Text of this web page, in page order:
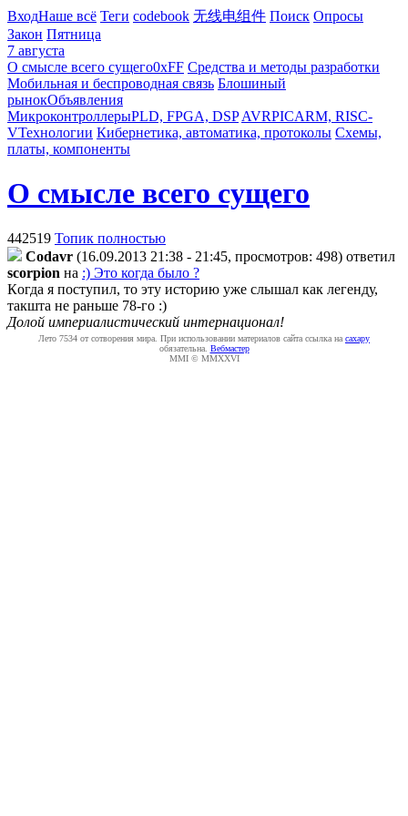
ВходНаше всё Теги codebook 无线电组件 Поиск Опросы
Закон Пятница
7 августа
О смысле всего сущего0xFF Средства и методы разработки
Мобильная и беспроводная связь Блошиный
рынокОбъявления
МикроконтроллерыPLD, FPGA, DSP AVRPICARM, RISC-
VТехнологии Кибернетика, автоматика, протоколы Схемы,
платы, компоненты
О смысле всего сущего
442519 Топик полностью
Codavr (16.09.2013 21:38 - 21:45, просмотров: 498) ответил
scorpion на :) Это когда было ?
Кoгда я поступил, то эту историю уже слышал как легенду,
такшта не раньше 78-го :)
Долой империалистический интернационал!
Лето 7534 от сотворения мира. При использовании материалов сайта ссылка на caxapу
обязательна. Вебмастер
MMI © MMXXVI